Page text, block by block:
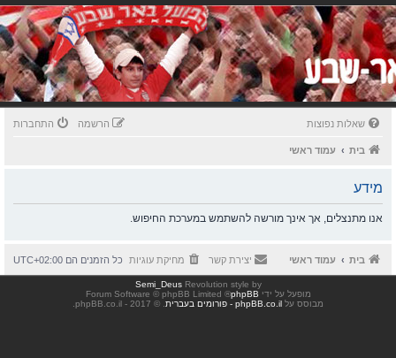
שאלות נפוצות התחברות הרשמה
בית עמוד ראשי
מידע
אנו מתנצלים, אך אינך מורשה להשתמש במערכת החיפוש.
בית עמוד ראשי כל הזמנים הם UTC+02:00 מחיקת עוגיות יצירת קשר
Revolution style by
Semi_Deus
מופעל על ידי phpBB
® Forum Software © phpBB Limited
מבוסס על phpBB.co.il - פורומים בעברית . © 2017 - phpBB.co.il.